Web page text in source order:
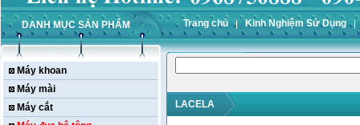
DANH MỤC SẢN PHẨM Trang chủ Kinh Nghiệm Sử Dụng
Máy khoan
Máy mài
Máy cắt
LACELA